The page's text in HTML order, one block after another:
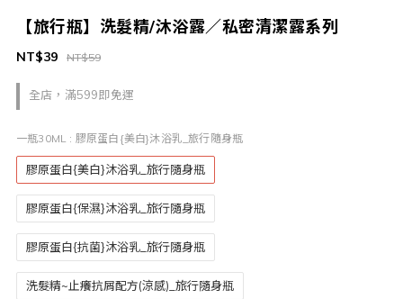
【旅行瓶】洗髮精/沐浴露／私密清潔露系列
全店，滿599即免運
NT$59
NT$39
一瓶30ML : 膠原蛋白{美白}沐浴乳_旅行隨身瓶
膠原蛋白{美白}沐浴乳_旅行隨身瓶
膠原蛋白{保濕}沐浴乳_旅行隨身瓶
膠原蛋白{抗菌}沐浴乳_旅行隨身瓶
洗髮精~止癢抗屑配方(涼感)_旅行隨身瓶